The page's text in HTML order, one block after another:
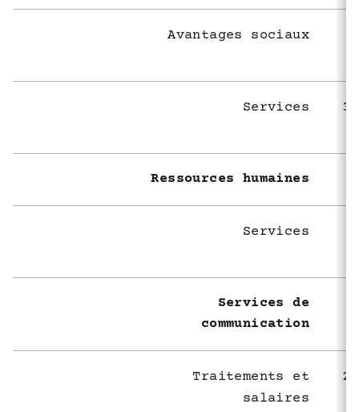
Avantages sociaux
Services 3
Ressources humaines
Services
Services de
communication
Traitements et
salaires
2